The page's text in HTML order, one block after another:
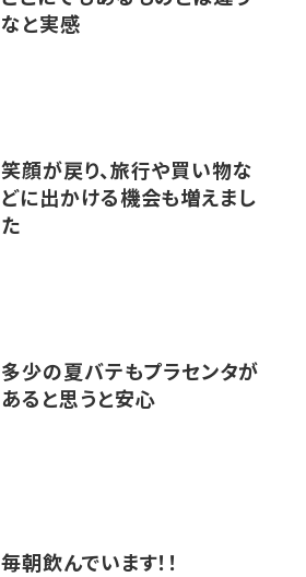
なと実感
笑顔が戻り、旅行や買い物な
どに出かける機会も増えまし
た
多少の夏バテもプラセンタが
あると思うと安心
毎朝飲んでいます！！